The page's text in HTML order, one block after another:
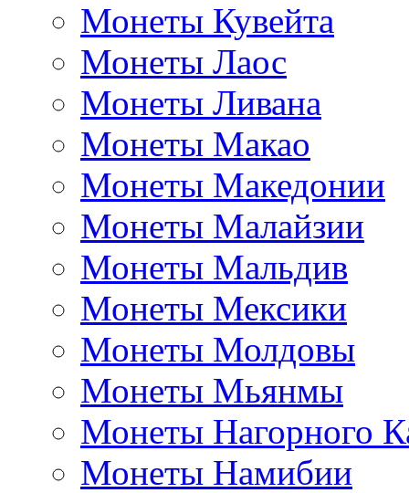
Монеты Кувейта
Монеты Лаос
Монеты Ливана
Монеты Макао
Монеты Македонии
Монеты Малайзии
Монеты Мальдив
Монеты Мексики
Монеты Молдовы
Монеты Мьянмы
Монеты Нагорного
Монеты Намибии